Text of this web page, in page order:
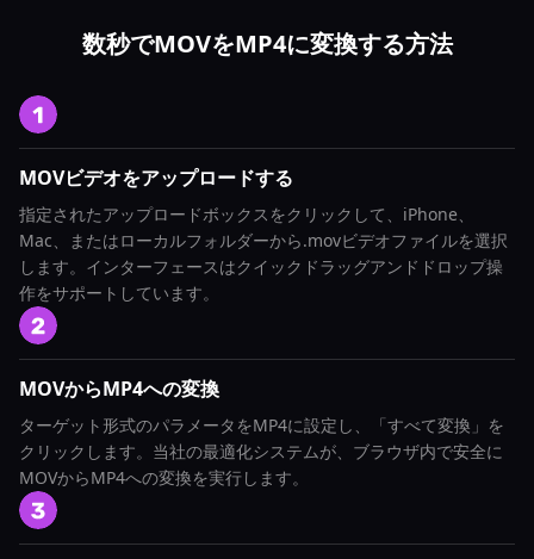
数秒でMOVをMP4に変換する方法
MOVビデオをアップロードする
指定されたアップロードボックスをクリックして、iPhone、
Mac、またはローカルフォルダーから.movビデオファイルを選択
します。インターフェースはクイックドラッグアンドドロップ操
作をサポートしています。
MOVからMP4への変換
ターゲット形式のパラメータをMP4に設定し、「すべて変換」を
クリックします。当社の最適化システムが、ブラウザ内で安全に
MOVからMP4への変換を実行します。